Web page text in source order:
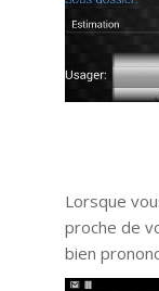
Lorsque
proche de
bien